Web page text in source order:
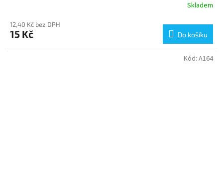
Skladem
12,40 Kč bez DPH
15 Kč Do košíku
Kód: A164